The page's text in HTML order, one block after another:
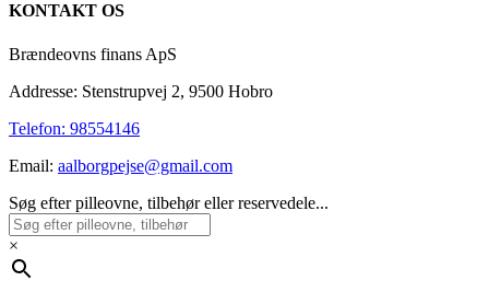
KONTAKT OS
Brændeovns finans ApS
Addresse: Stenstrupvej 2, 9500 Hobro
Telefon: 98554146
Email: aalborgpejse@gmail.com
Søg efter pilleovne, tilbehør eller reservedele...
×